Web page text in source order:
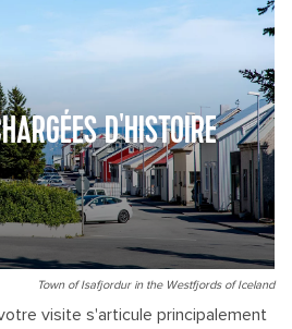
D'HISTOIRE
Town of Isafjordur in the Westfjords of Iceland
visite s'articule principalement